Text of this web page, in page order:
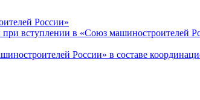
России»
вступлении в «Союз машиностроителей
России» в составе